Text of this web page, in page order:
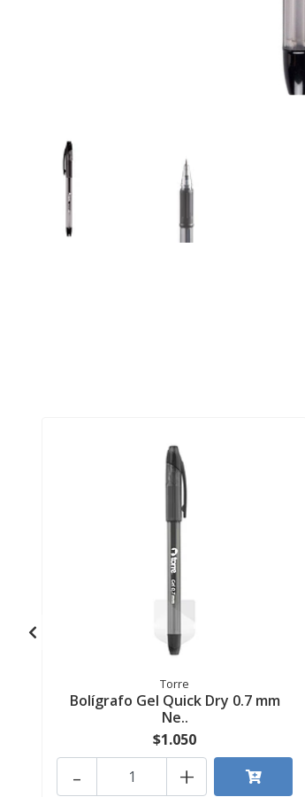
Torre
Bolígrafo Gel Quick Dry 0.7 mm
Ne..
$1.050
+
-